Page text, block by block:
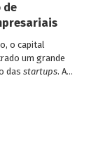
de
o capital
um grande
das startups. A
têm